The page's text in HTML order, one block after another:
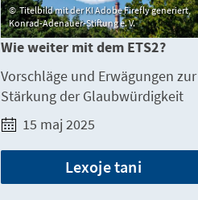
Titelbild mit der KI Adobe Firefly generiert,
Konrad-Adenauer-Stiftung e. V.
Wie weiter mit dem ETS2?
Vorschläge und Erwägungen zur
Stärkung der Glaubwürdigkeit
15 maj 2025
Lexoje tani